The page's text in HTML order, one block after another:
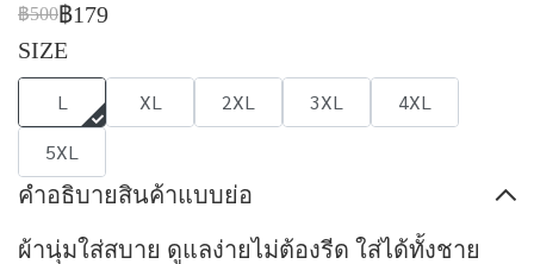
฿500฿179
SIZE
L XL 2XL 3XL
4XL
5XL
คำอธิบายสินค้าแบบย่อ
ผ้านุ่มใส่สบาย ดูแลง่ายไม่ต้องรีด ใส่ได้ทั้งชาย